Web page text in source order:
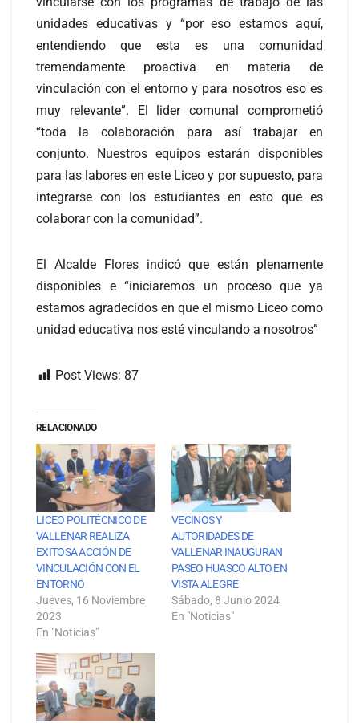
unidades educativas y “por eso estamos aquí,
entendiendo que esta es una comunidad
tremendamente proactiva en materia de
vinculación con el entorno y para nosotros eso es
muy relevante”. El lider comunal comprometió
“toda la colaboración para así trabajar en
conjunto. Nuestros equipos estarán disponibles
para las labores en este Liceo y por supuesto, para
integrarse con los estudiantes en esto que es
colaborar con la comunidad”.
El Alcalde Flores indicó que están plenamente
disponibles e “iniciaremos un proceso que ya
estamos agradecidos en que el mismo Liceo como
unidad educativa nos esté vinculando a nosotros”
Post Views: 87
RELACIONADO
LICEO POLITÉCNICO DE
VALLENAR REALIZA
EXITOSA ACCIÓN DE
VINCULACIÓN CON EL
ENTORNO
Jueves, 16 Noviembre
2023
En "Noticias"
VECINOS Y
AUTORIDADES DE
VALLENAR INAUGURAN
PASEO HUASCO ALTO EN
VISTA ALEGRE
Sábado, 8 Junio 2024
En "Noticias"